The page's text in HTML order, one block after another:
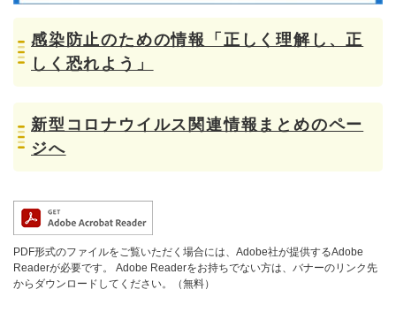
感染防止のための情報「正しく理解し、正
しく恐れよう」
新型コロナウイルス関連情報まとめのペー
ジへ
PDF形式のファイルをご覧いただく場合には、Adobe社が提供するAdobe
Readerが必要です。
Adobe Readerをお持ちでない方は、バナーのリンク先
からダウンロードしてください。（無料）